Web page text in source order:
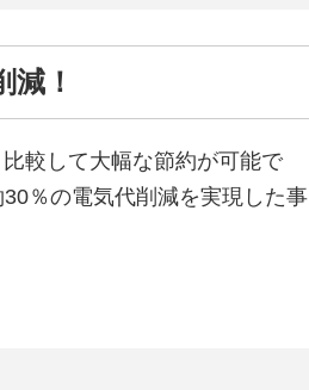
！
較して大幅な節約が可能で
％の電気代削減を実現した事